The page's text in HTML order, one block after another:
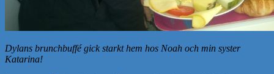
Dylans brunchbuffé gick starkt hem hos Noah och min syster
Katarina!